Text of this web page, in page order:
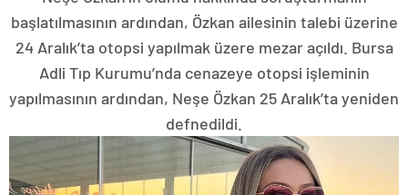
başlatılmasının ardından, Özkan ailesinin talebi üzerine
24 Aralık’ta otopsi yapılmak üzere mezar açıldı. Bursa
Adli Tıp Kurumu’nda cenazeye otopsi işleminin
yapılmasının ardından, Neşe Özkan 25 Aralık’ta yeniden
defnedildi.